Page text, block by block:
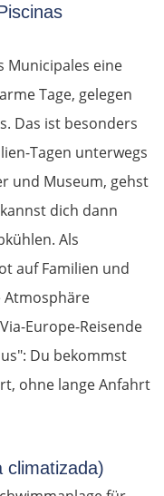
Municipales eine
Tage, gelegen
Das ist besonders
Tagen unterwegs
und Museum, gehst
dich dann
Als
auf Familien und
Atmosphäre
Europe-Reisende
Du bekommst
ohne lange Anfahrt
climatizada)